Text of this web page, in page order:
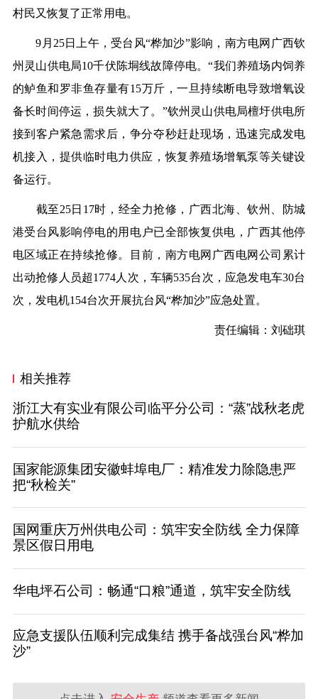
村民又恢复了正常用电。
9月25日上午，受台风“桦加沙”影响， 南方电网广西钦
州灵山供电局10千伏陈垌线故障停电。“我们养殖场内饲养
的鲈鱼和罗非鱼存量有15万斤，一旦持续断电导致增氧设
备长时间停运，损失就大了 。 ”钦州灵山供电局檀圩供电所
接到客户紧急需求后，争分夺秒赶赴现场 ， 迅速完成发电
机接入，提供临时电力供应，恢复养殖场增氧泵等关键设
备运行。
截至25日1 7时， 经全力抢修， 广西北海、钦州、防城
港受台风影响停电的用 电 户已全部恢复供电 ，广西其他停
电区域正在持续抢修。 目前，南方电网 广西电网 公司 累计
出动抢修人员超1774人次，车辆535台次，应急发电车30台
次，发电机154台次开展抗台风“桦加沙”应急处置。
责任编辑：刘础琪
相关推荐
浙江大有实业有限公司临平分公司：“蒸”战秋老虎
护航水供给
国家能源集团安徽蚌埠电厂：精准发力除隐患严
把“秋检关”
国网重庆万州供电公司：筑牢安全防线 全力保障
景区假日用电
华电坪石公司：畅通“口粮”通道，筑牢安全防线
应急支援队伍顺利完成集结 携手备战强台风“桦加
沙”